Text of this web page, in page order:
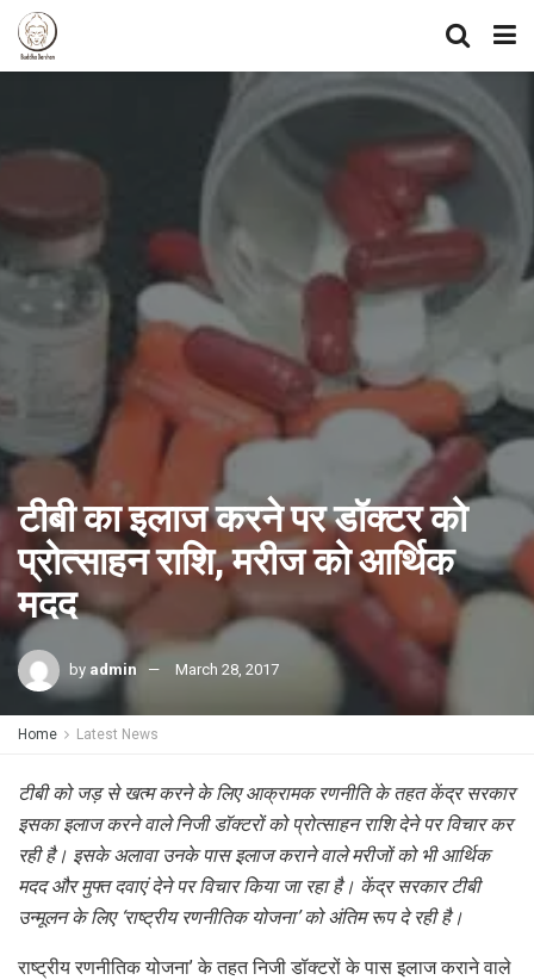
टीबी का इलाज करने पर डॉक्टर को
प्रोत्साहन राशि, मरीज को आर्थिक
मदद
by admin March 28, 2017
Home Latest News
टीबी को जड़ से खत्म करने के लिए आक्रामक रणनीति के तहत केंद्र सरकार
इसका इलाज करने वाले निजी डॉक्टरों को प्रोत्साहन राशि देने पर विचार कर
रही है। इसके अलावा उनके पास इलाज कराने वाले मरीजों को भी आर्थिक
मदद और मुफ्त दवाएं देने पर विचार किया जा रहा है। केंद्र सरकार टीबी
उन्मूलन के लिए ‘राष्ट्रीय रणनीतिक योजना’ को अंतिम रूप दे रही है।
राष्ट्रीय रणनीतिक योजना’ के तहत निजी डॉक्टरों के पास इलाज कराने वाले